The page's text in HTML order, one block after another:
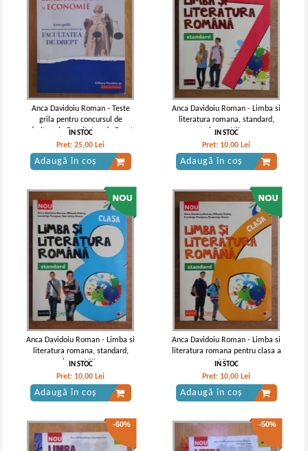
Anca Davidoiu Roman - Teste
grila pentru concursul de
admitere la Facultatea de Drept.
Limba romana si economie
IN STOC
Pret:25,00 Lei
Adaugă în coș
Anca Davidoiu Roman - Limba si
literatura romana, standard,
clasa a VII-a
IN STOC
Pret: 10,00 Lei
Adaugă în coș
Anca Davidoiu Roman - Limba si
literatura romana, standard,
clasa a VIII-a
IN STOC
Pret: 10,00 Lei
Adaugă în coș
Anca Davidoiu Roman - Limba si
literatura romana pentru clasa a
VI-a
IN STOC
Pret: 10,00 Lei
Adaugă în coș
-60% -50%